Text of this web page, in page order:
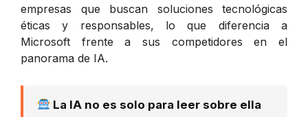
empresas que buscan soluciones tecnológicas
éticas y responsables, lo que diferencia a
Microsoft frente a sus competidores en el
panorama de IA.
La IA no es solo para leer sobre ella